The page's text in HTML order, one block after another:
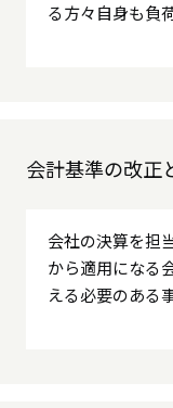
る方々自身も負
会計基準の改正
会社の決算を担
から適用になる
える必要のある